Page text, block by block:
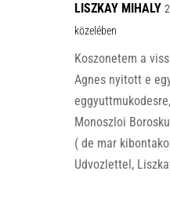
LISZKAY MIHALY
közelében
Koszonetem a
Agnes nyitott e
Monoszloi
( de mar
Udvozlettel,